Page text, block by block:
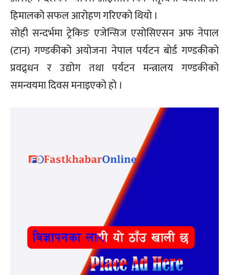
हिमालको सफल आरोहण गरिएको थियो ।
सोही सन्दर्भमा ट्रेकिङ एजेन्सिज एसोसिएसन अफ नेपाल
(टान) गण्डकीको अयोजना नेपाल पर्यटन बोर्ड गण्डकीको
प्रवद्र्धन र उद्योग तथा पर्यटन मन्त्रालय गण्डकीको
समन्वयमा दिवस मनाइएको हो ।